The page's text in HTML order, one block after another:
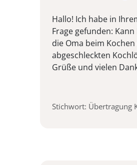
Hallo! Ich habe in
Frage gefunden:
die Oma beim
abgeschleckten
Grüße und vielen
Stichwort: Übertragung